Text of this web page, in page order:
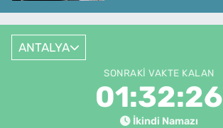
ANTALYA
SONRAKI VAKTE KALAN
01:32:26
İkindi Namazı